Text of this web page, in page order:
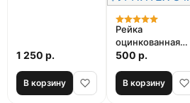
1 250 р.
В корзину
Рейка
оцинкованная
стальная
ФУРНИТЕХ 8 мм
500 р.
В корзину